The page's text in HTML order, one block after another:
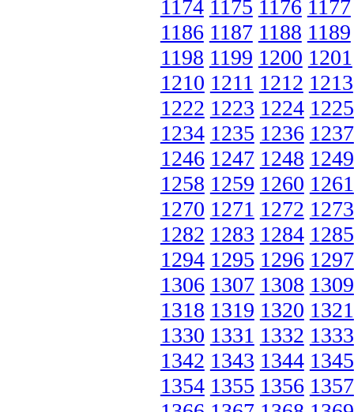
1174 1175 1176 1177
1186 1187 1188 1189
1198 1199 1200 1201
1210 1211 1212 1213
1222 1223 1224 1225
1234 1235 1236 1237
1246 1247 1248 1249
1258 1259 1260 1261
1270 1271 1272 1273
1282 1283 1284 1285
1294 1295 1296 1297
1306 1307 1308 1309
1318 1319 1320 1321
1330 1331 1332 1333
1342 1343 1344 1345
1354 1355 1356 1357